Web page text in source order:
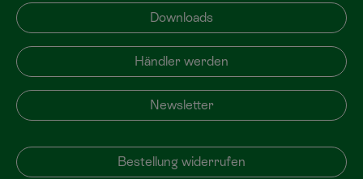
Downloads
Händler werden
Newsletter
Bestellung widerrufen